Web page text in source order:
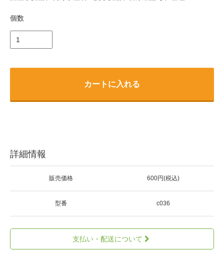
個数
カートに入れる
詳細情報
販売価格 600円(税込)
型番 c036
支払い・配送について